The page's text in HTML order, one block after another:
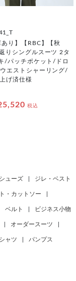
あり】【RBC】【秋
りシングルスーツ 2タ
/パッチポケット/ドロ
エストシャーリング/
げ済仕様
税込
シューズ ジレ・ベスト
・カットソー
ベルト ビジネス小物
オーダースーツ
シャツ パンプス